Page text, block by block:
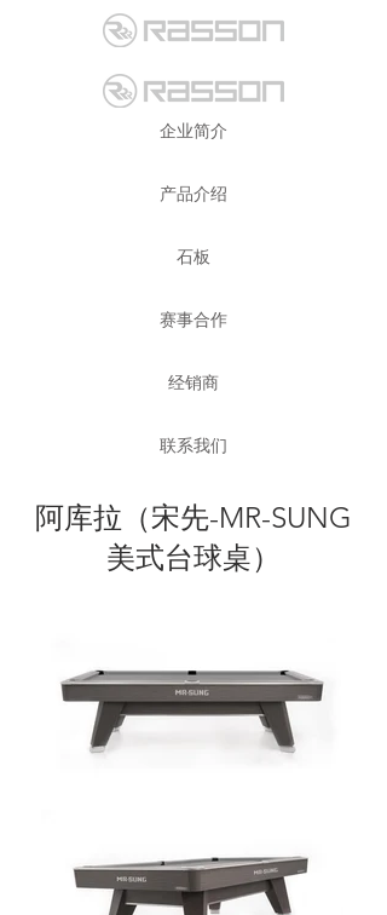
企业简介
产品介绍
石板
赛事合作
经销商
联系我们
阿库拉（宋先-MR-SUNG
美式台球桌）